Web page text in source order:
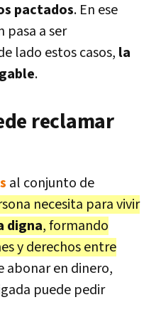
pactados. En ese
a ser
lado estos casos, la
.
reclamar
al conjunto de
necesita para vivir
digna, formando
y derechos entre
abonar en dinero,
puede pedir